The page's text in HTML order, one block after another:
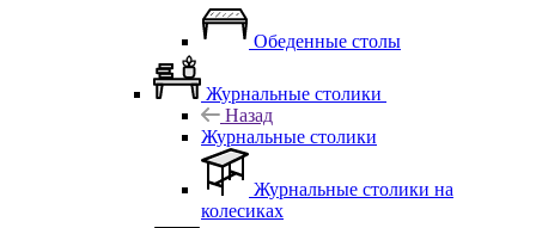
Обеденные столы
Журнальные столики
Назад
Журнальные столики
Журнальные столики на
колесиках